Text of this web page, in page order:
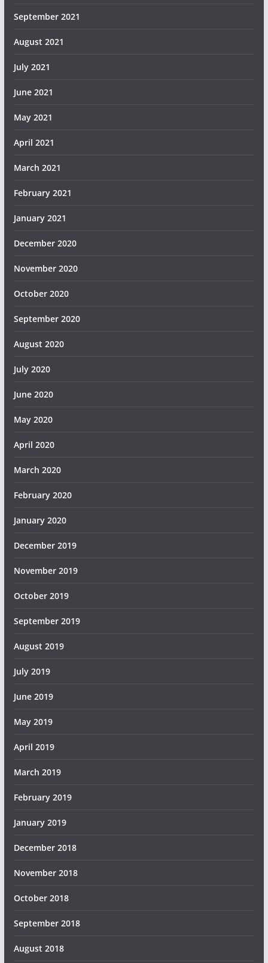
September 2021
August 2021
July 2021
June 2021
May 2021
April 2021
March 2021
February 2021
January 2021
December 2020
November 2020
October 2020
September 2020
August 2020
July 2020
June 2020
May 2020
April 2020
March 2020
February 2020
January 2020
December 2019
November 2019
October 2019
September 2019
August 2019
July 2019
June 2019
May 2019
April 2019
March 2019
February 2019
January 2019
December 2018
November 2018
October 2018
September 2018
August 2018